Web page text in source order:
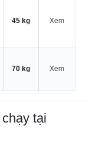
45 kg Xem
70 kg Xem
tại